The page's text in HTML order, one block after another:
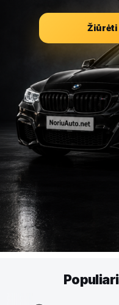
Žiūrėti